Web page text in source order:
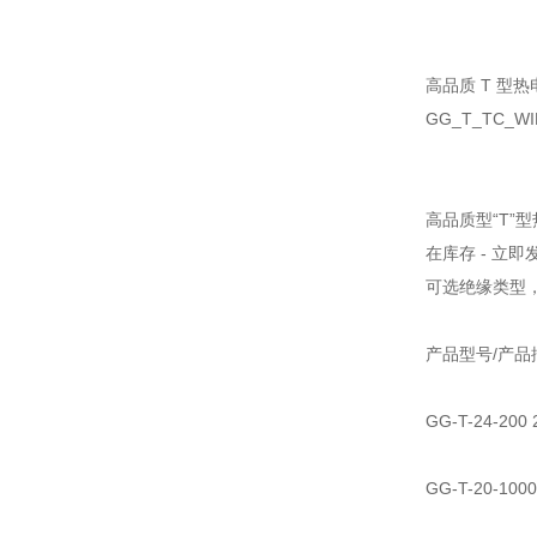
高品质 T 型热
高品质型“T”
在库存 - 立即
可选绝缘类型
产品型号/产品
GG-T-24-200
GG-T-20-